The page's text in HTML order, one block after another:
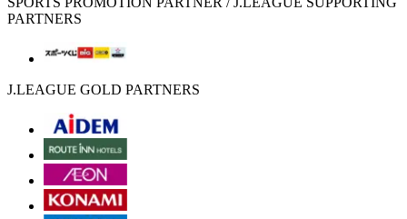
PARTNERS
J.LEAGUE GOLD PARTNERS